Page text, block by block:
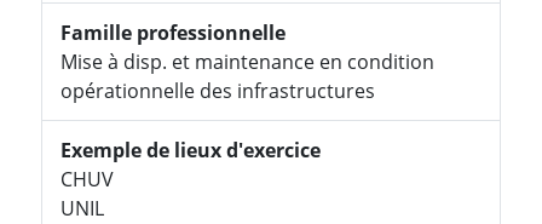
Famille professionnelle
Mise à disp. et maintenance en condition
opérationnelle des infrastructures
Exemple de lieux d'exercice
CHUV
UNIL